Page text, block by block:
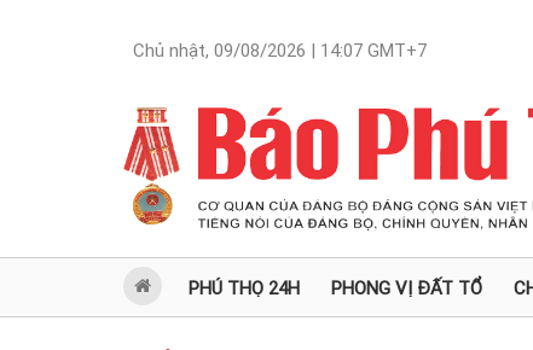
Chủ nhật, 09/08/2026 | 14:07 GMT+7
PHÚ THỌ 24H PHONG VỊ ĐẤT TỔ